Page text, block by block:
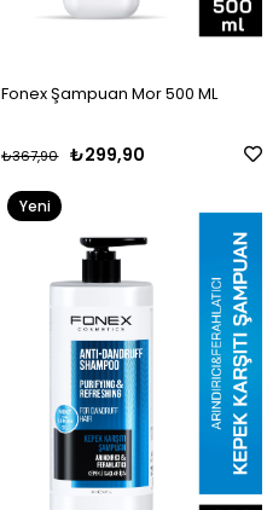
Fonex Şampuan Mor 500 ML
₺299,90
₺367,90
Yeni